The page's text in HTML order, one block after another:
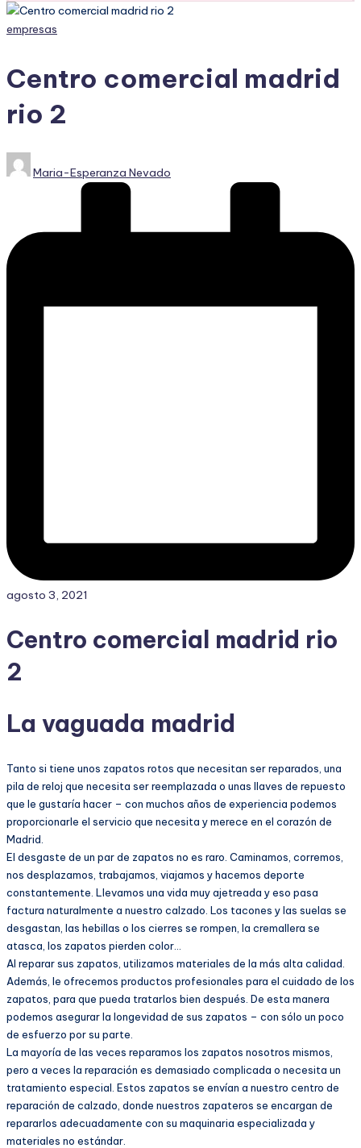
Publicado
empresas
Centro comercial madrid
rio 2
Publicado
por
Maria-Esperanza Nevado
agosto 3, 2021
Centro comercial madrid rio
2
La vaguada madrid
Tanto si tiene unos zapatos rotos que necesitan ser reparados, una
pila de reloj que necesita ser reemplazada o unas llaves de repuesto
que le gustaría hacer – con muchos años de experiencia podemos
proporcionarle el servicio que necesita y merece en el corazón de
Madrid.
El desgaste de un par de zapatos no es raro. Caminamos, corremos,
nos desplazamos, trabajamos, viajamos y hacemos deporte
constantemente. Llevamos una vida muy ajetreada y eso pasa
factura naturalmente a nuestro calzado. Los tacones y las suelas se
desgastan, las hebillas o los cierres se rompen, la cremallera se
atasca, los zapatos pierden color…
Al reparar sus zapatos, utilizamos materiales de la más alta calidad.
Además, le ofrecemos productos profesionales para el cuidado de los
zapatos, para que pueda tratarlos bien después. De esta manera
podemos asegurar la longevidad de sus zapatos – con sólo un poco
de esfuerzo por su parte.
La mayoría de las veces reparamos los zapatos nosotros mismos,
pero a veces la reparación es demasiado complicada o necesita un
tratamiento especial. Estos zapatos se envían a nuestro centro de
reparación de calzado, donde nuestros zapateros se encargan de
repararlos adecuadamente con su maquinaria especializada y
materiales no estándar.